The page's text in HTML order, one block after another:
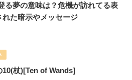
る夢の意味は？危機が訪れてる表
れた暗示やメッセージ
10(杖)[Ten of Wands]